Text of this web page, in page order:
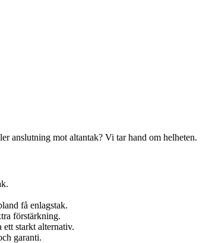
anslutning mot altantak? Vi tar hand om helheten.
få enlagstak.
förstärkning.
starkt alternativ.
garanti.